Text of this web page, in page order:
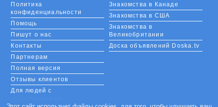
Политика
конфиденциальности
Помощь
Пишут о нас
Контакты
Партнерам
Полная версия
Отзывы клиентов
Для людей с
Знакомства в Канаде
Знакомства в США
Знакомства в
Великобритании
Доска объявлений Doska.tv